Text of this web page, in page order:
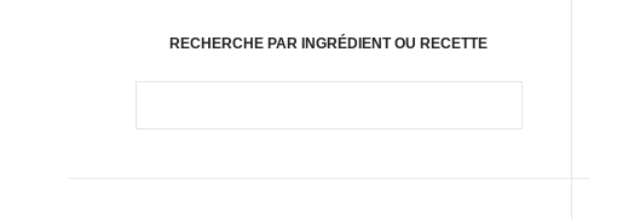
RECHERCHE PAR INGRÉDIENT OU RECETTE